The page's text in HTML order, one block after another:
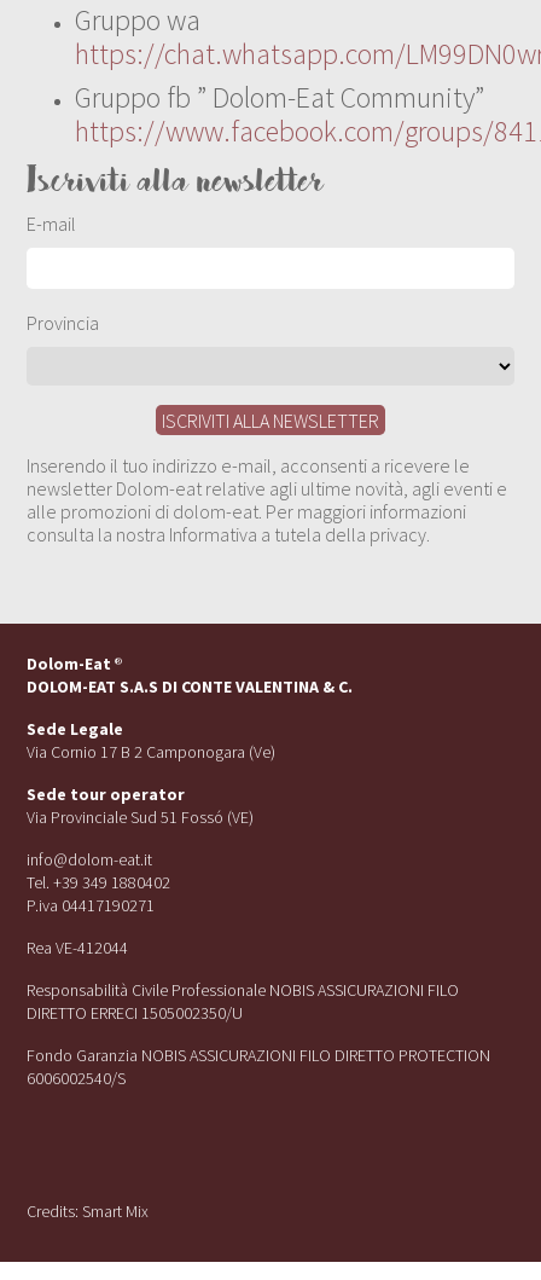
Gruppo wa
https://chat.whatsapp.com/
Gruppo fb ” Dolom-Eat Community”
https://www.facebook.com/groups/
Iscriviti alla newsletter
E-mail
Provincia
Inserendo il tuo indirizzo e-mail, acconsenti a ricevere le
newsletter Dolom-eat relative agli ultime novità, agli eventi e
alle promozioni di dolom-eat. Per maggiori informazioni
consulta la nostra Informativa a tutela della privacy.
Dolom-Eat ®
DOLOM-EAT S.A.S DI CONTE VALENTINA & C.
Sede Legale
Via Cornio 17 B 2 Camponogara (Ve)
Sede tour operator
Via Provinciale Sud 51 Fossó (VE)
info@dolom-eat.it
Tel. +39 349 1880402
P.iva 04417190271
Rea VE-412044
Responsabilità Civile Professionale NOBIS ASSICURAZIONI FILO
DIRETTO ERRECI 1505002350/U
Fondo Garanzia NOBIS ASSICURAZIONI FILO DIRETTO PROTECTION
6006002540/S
Credits:Smart Mix